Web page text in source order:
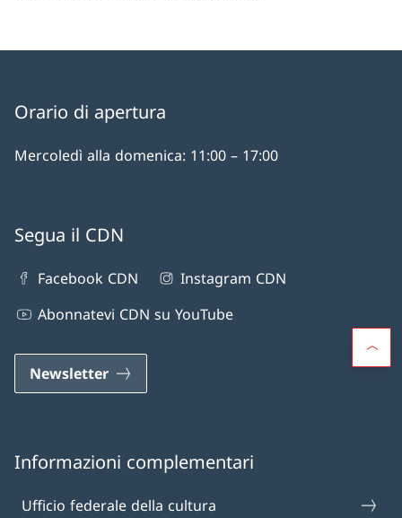
Orario di apertura
Mercoledì alla domenica: 11:00 – 17:00
Segua il CDN
Facebook CDN
Instagram CDN
Abonnatevi CDN su YouTube
Newsletter
Informazioni complementari
Ufficio federale della cultura